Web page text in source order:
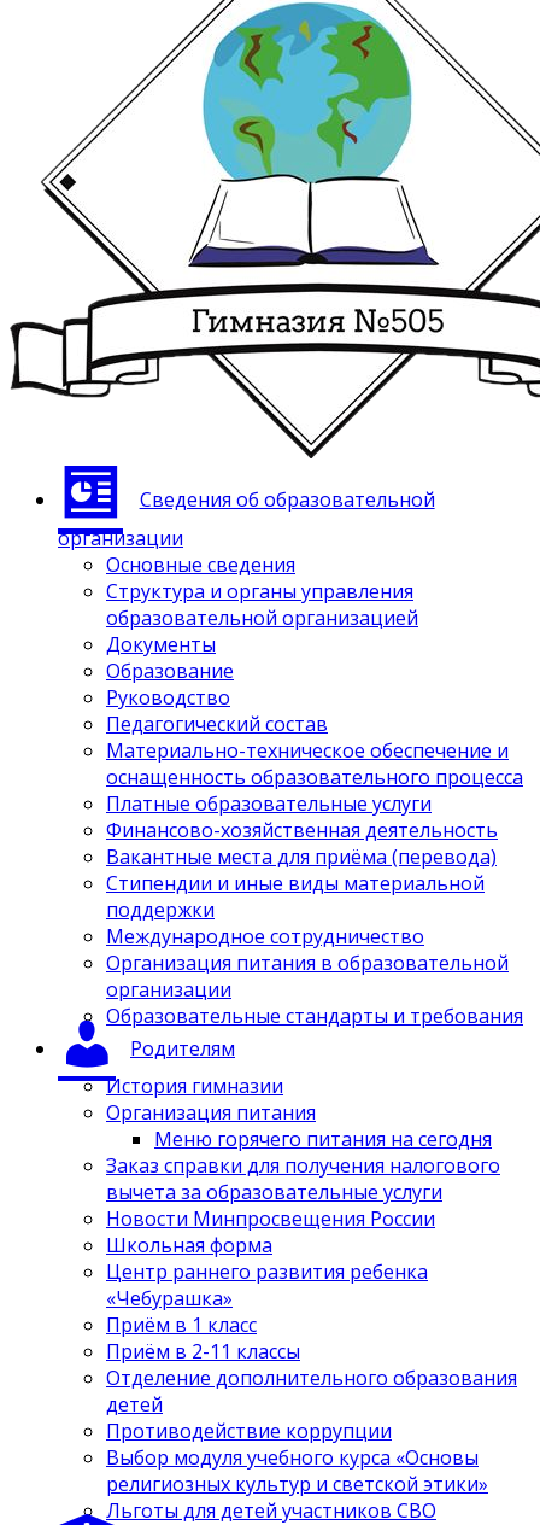
Сведения об образовательной
организации
Основные сведения
Структура и органы управления
образовательной организацией
Документы
Образование
Руководство
Педагогический состав
Материально-техническое обеспечение и
оснащенность образовательного процесса
Платные образовательные услуги
Финансово-хозяйственная деятельность
Вакантные места для приёма (перевода)
Стипендии и иные виды материальной
поддержки
Международное сотрудничество
Организация питания в образовательной
организации
Образовательные стандарты и требования
Родителям
История гимназии
Организация питания
Меню горячего питания на сегодня
Заказ справки для получения налогового
вычета за образовательные услуги
Новости Минпросвещения России
Школьная форма
Центр раннего развития ребенка
«Чебурашка»
Приём в 1 класс
Приём в 2-11 классы
Отделение дополнительного образования
детей
Противодействие коррупции
Выбор модуля учебного курса «Основы
религиозных культур и светской этики»
Льготы для детей участников СВО